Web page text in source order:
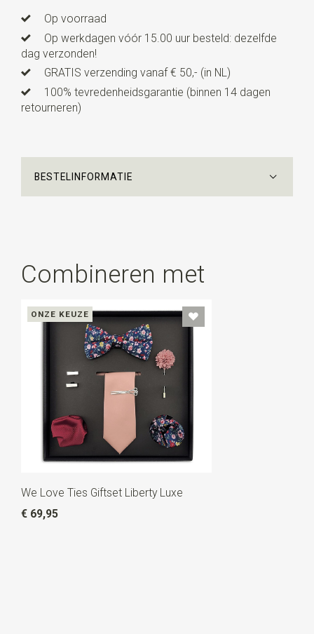
Op voorraad
Op werkdagen vóór 15.00 uur besteld: dezelfde
dag verzonden!
GRATIS verzending vanaf € 50,- (in NL)
100% tevredenheidsgarantie (binnen 14 dagen
retourneren)
BESTELINFORMATIE
Combineren met
ONZE KEUZE
We Love Ties Giftset Liberty Luxe
€ 69,95